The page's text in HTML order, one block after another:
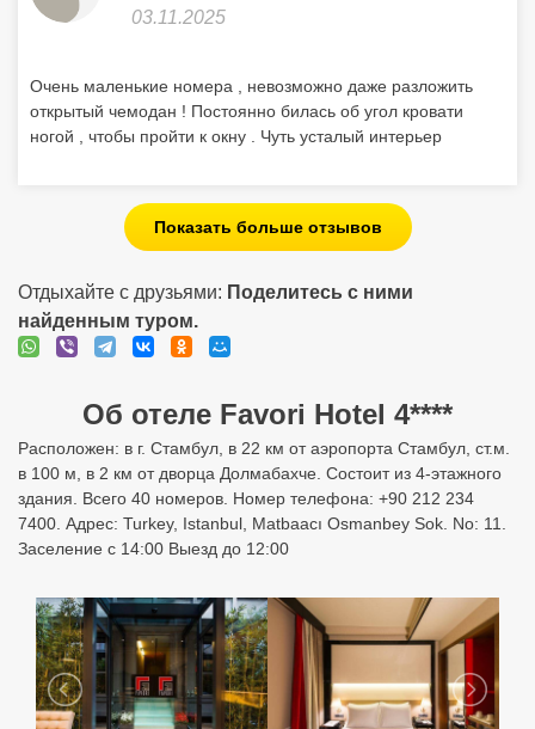
7
Очень маленькие номера , невозможно даже разложить
Отдыхайте с друзьями:Поделитесь с ними
Об отеле Favori Hotel 4****
Расположен: в г. Стамбул, в 22 км от аэропорта Стамбул, ст.м.
в 100 м, в 2 км от дворца Долмабахче. Состоит из 4-этажного
здания. Всего 40 номеров. Номер телефона: +90 212 234
Заселение с 14:00 Выезд до 12:00